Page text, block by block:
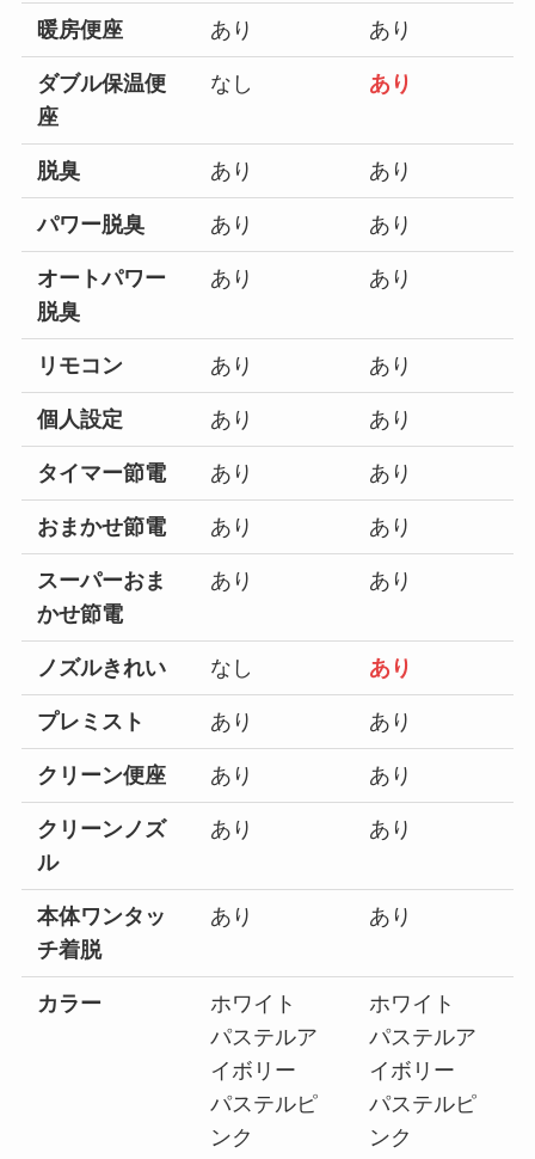
暖房便座 あり あり
ダブル保温便
座
なし あり
脱臭 あり あり
パワー脱臭 あり あり
オートパワー
脱臭
あり あり
リモコン あり あり
個人設定 あり あり
タイマー節電 あり あり
おまかせ節電 あり あり
スーパーおま
かせ節電
あり あり
ノズルきれい なし あり
プレミスト あり あり
クリーン便座 あり あり
クリーンノズ
ル
あり あり
本体ワンタッ
チ着脱
あり あり
カラー
ホワイト
パステルア
イボリー
パステルピ
ンク
ホワイト
パステルア
イボリー
パステルピ
ンク